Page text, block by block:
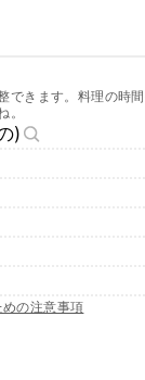
できます。料理の時
。
)
の注意事項